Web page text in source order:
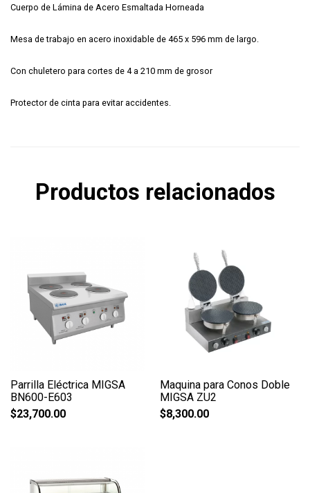
Cuerpo de Lámina de Acero Esmaltada Horneada
Mesa de trabajo en acero inoxidable de 465 x 596 mm de largo.
Con chuletero para cortes de 4 a 210 mm de grosor
Protector de cinta para evitar accidentes.
Productos relacionados
Parrilla Eléctrica MIGSA
BN600-E603
$23,700.00
Maquina para Conos Doble
MIGSA ZU2
$8,300.00